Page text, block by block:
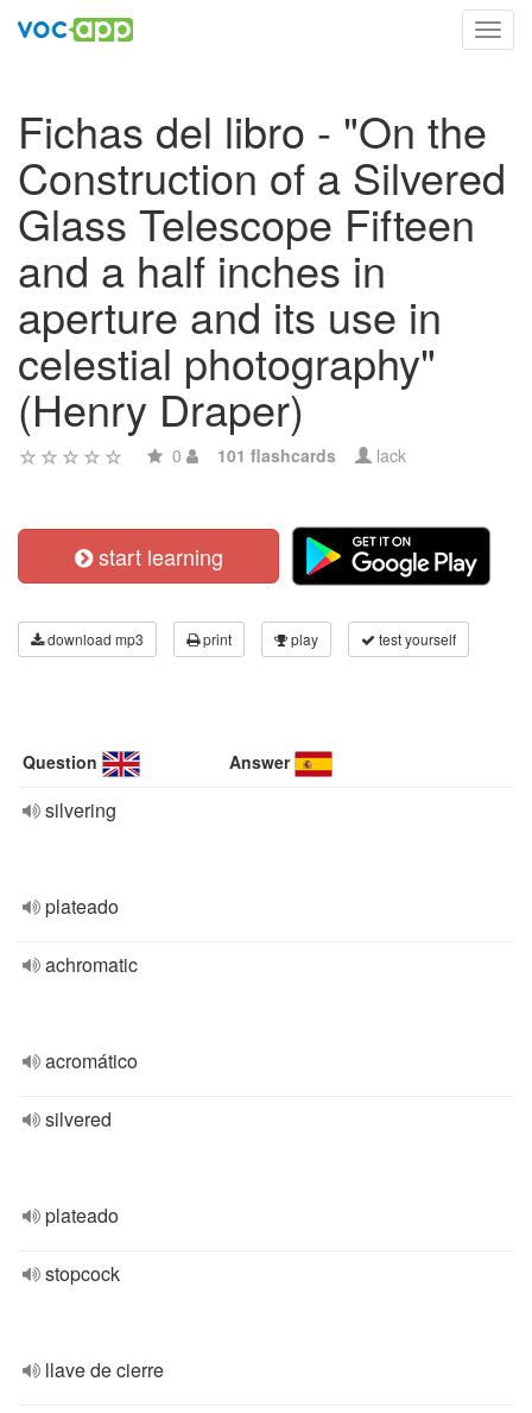
Fichas del libro - "On the
Construction of a Silvered
Glass Telescope Fifteen
and a half inches in
aperture and its use in
celestial photography"
(Henry Draper)
0 101 flashcards lack
start learning
download mp3 print play test yourself
Question Answer
silvering
plateado
achromatic
acromático
silvered
plateado
stopcock
llave de cierre